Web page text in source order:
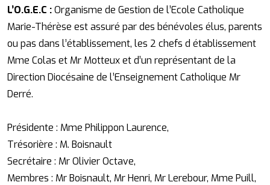
L’O.G.E.C :Organisme de Gestion de l’Ecole Catholique
Marie-Thérèse est assuré par des bénévoles élus, parents
ou pas dans l’établissement, les 2 chefs d établissement
Mme Colas et Mr Motteux et d’un représentant de la
Direction Diocésaine de l’Enseignement Catholique Mr
Derré.
Présidente : Mme Philippon Laurence,
Trésorière : M. Boisnault
Secrétaire : Mr Olivier Octave,
Membres : Mr Boisnault, Mr Henri, Mr Lerebour, Mme Puill,